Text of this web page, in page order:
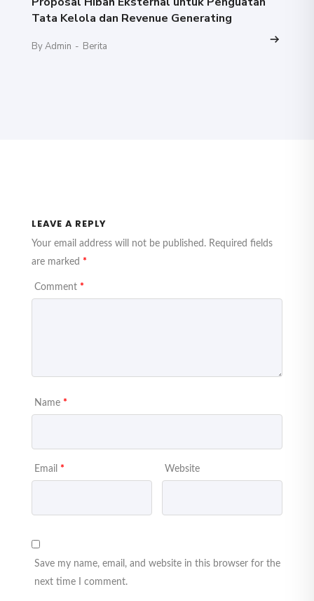
Tata Kelola dan Revenue Generating
By Admin - Berita
LEAVE A REPLY
Your email address will not be published. Required fields
are marked *
Comment *
Name *
Email * Website
Save my name, email, and website in this browser for the
next time I comment.